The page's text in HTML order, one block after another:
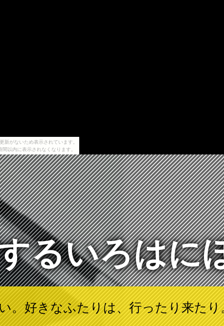
新がないため表示されています。
以内に表示されなくなります。
るいろはに
。好きなふたりは、行ったり来たり